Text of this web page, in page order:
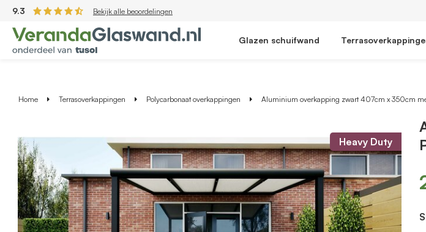
9.3 Bekijk alle beoordelingen
Glazen schuifwand
Home Terrasoverkappingen Polycarbonaat overkappingen Aluminium overkapping zwart 407cm x 350cm
Heavy Duty